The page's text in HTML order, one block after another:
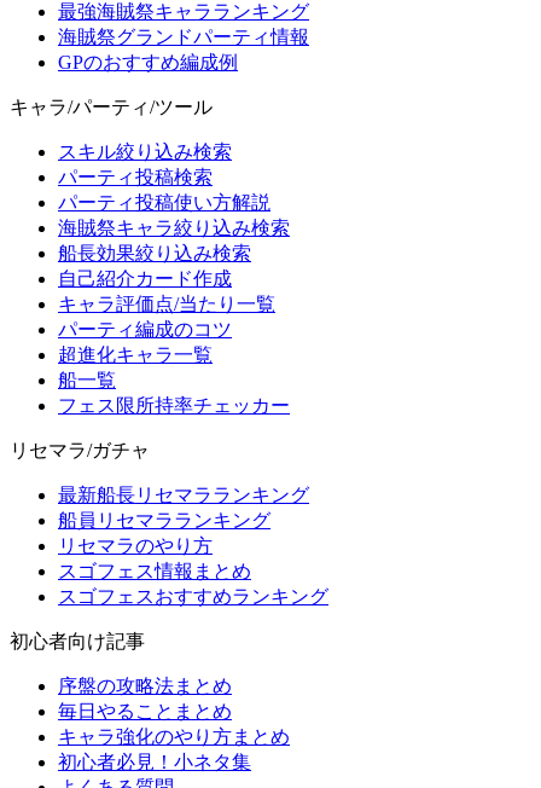
最強海賊祭キャラランキング
海賊祭グランドパーティ情報
GPのおすすめ編成例
キャラ/パーティ/ツール
スキル絞り込み検索
パーティ投稿検索
パーティ投稿使い方解説
海賊祭キャラ絞り込み検索
船長効果絞り込み検索
自己紹介カード作成
キャラ評価点/当たり一覧
パーティ編成のコツ
超進化キャラ一覧
船一覧
フェス限所持率チェッカー
リセマラ/ガチャ
最新船長リセマラランキング
船員リセマラランキング
リセマラのやり方
スゴフェス情報まとめ
スゴフェスおすすめランキング
初心者向け記事
序盤の攻略法まとめ
毎日やることまとめ
キャラ強化のやり方まとめ
初心者必見！小ネタ集